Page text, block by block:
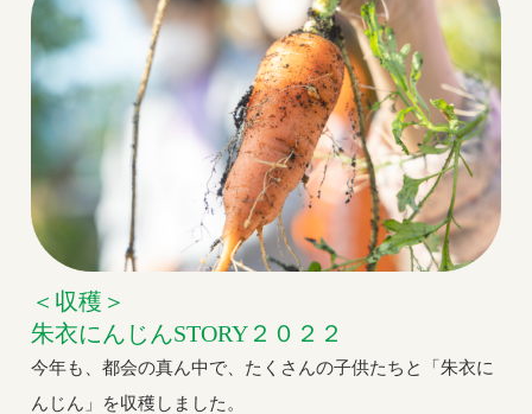
＜収穫＞
朱衣にんじんSTORY２０２２
今年も、都会の真ん中で、たくさんの子供たちと「朱衣に
んじん」を収穫しました。